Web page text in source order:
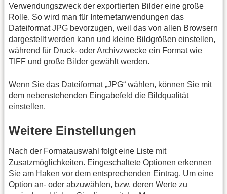
Verwendungszweck der exportierten Bilder eine große
Rolle. So wird man für Internetanwendungen das
Dateiformat JPG bevorzugen, weil das von allen Browsern
dargestellt werden kann und kleine Bildgrößen einstellen,
während für Druck- oder Archivzwecke ein Format wie
TIFF und große Bilder gewählt werden.
Wenn Sie das Dateiformat „JPG“ wählen, können Sie mit
dem nebenstehenden Eingabefeld die Bildqualität
einstellen.
Weitere Einstellungen
Nach der Formatauswahl folgt eine Liste mit
Zusatzmöglichkeiten. Eingeschaltete Optionen erkennen
Sie am Haken vor dem entsprechenden Eintrag. Um eine
Option an- oder abzuwählen, bzw. deren Werte zu